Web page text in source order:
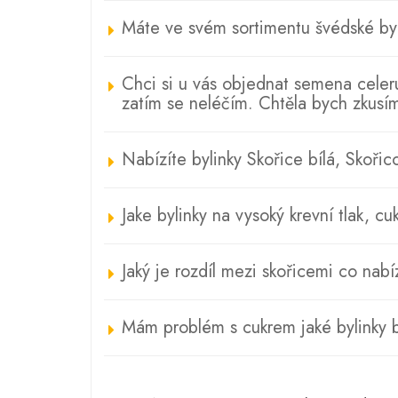
Máte ve svém sortimentu švédské
Chci si u vás objednat semena
zatím se neléčím. Chtěla bych
Nabízíte bylinky Skořice bílá,
Jake bylinky na vysoký krevní tlak,
Jaký je rozdíl mezi skořicemi co
Mám problém s cukrem jaké bylinky